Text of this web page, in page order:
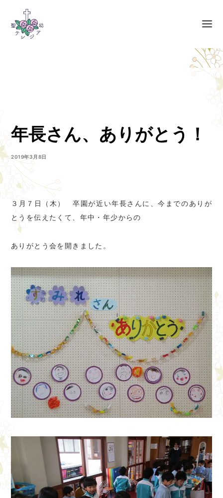
年長さん、ありがとう！
2019年3月8日
３月７日（木） 卒園が近い年長さんに、今までのありが
とうを伝えたくて、年中・年少からの
ありがとう会を開きました。